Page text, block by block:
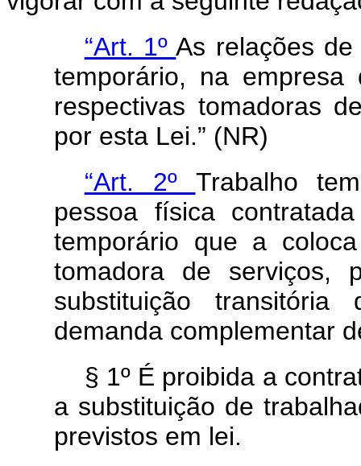
“Art. 1ºAs relações
temporário, na
respectivas tomadoras
por esta Lei.” (NR)
“Art. 2º Trabalho
pessoa física
temporário que a
tomadora de serviços,
substituição
demanda complementar
§ 1º É proibida a
a substituição de
previstos em lei.